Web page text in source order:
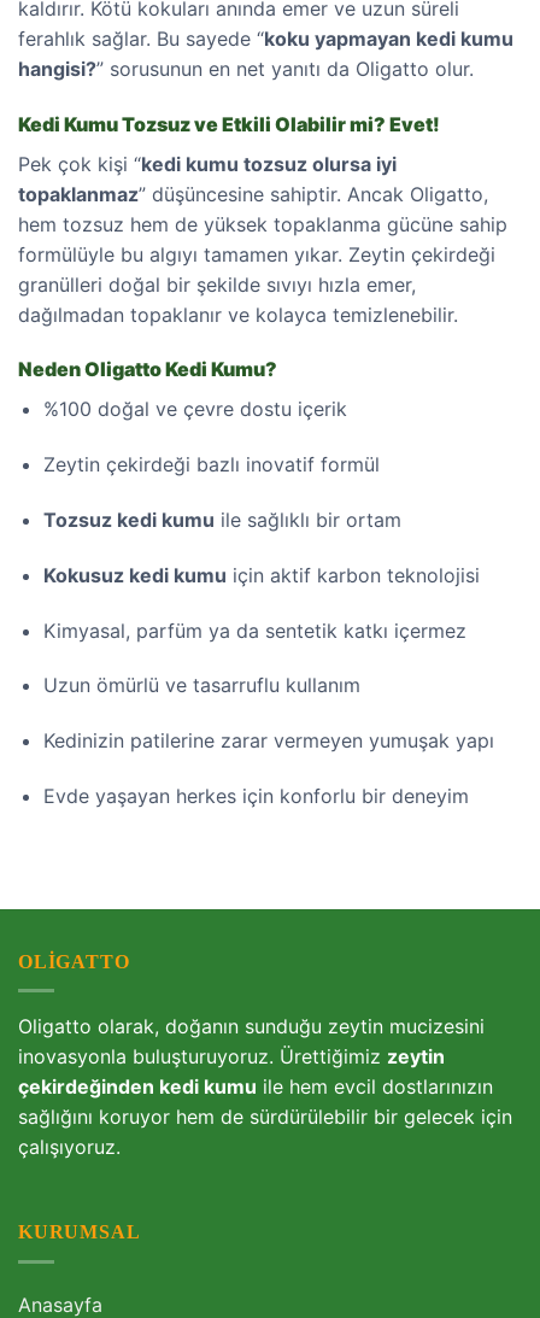
kaldırır. Kötü kokuları anında emer ve uzun süreli
ferahlık sağlar. Bu sayede “koku yapmayan kedi kumu
hangisi?” sorusunun en net yanıtı da Oligatto olur.
Kedi Kumu Tozsuz ve Etkili Olabilir mi? Evet!
Pek çok kişi “kedi kumu tozsuz olursa iyi
topaklanmaz” düşüncesine sahiptir. Ancak Oligatto,
hem tozsuz hem de yüksek topaklanma gücüne sahip
formülüyle bu algıyı tamamen yıkar. Zeytin çekirdeği
granülleri doğal bir şekilde sıvıyı hızla emer,
dağılmadan topaklanır ve kolayca temizlenebilir.
Neden Oligatto Kedi Kumu?
%100 doğal ve çevre dostu içerik
Zeytin çekirdeği bazlı inovatif formül
Tozsuz kedi kumu ile sağlıklı bir ortam
Kokusuz kedi kumu için aktif karbon teknolojisi
Kimyasal, parfüm ya da sentetik katkı içermez
Uzun ömürlü ve tasarruflu kullanım
Kedinizin patilerine zarar vermeyen yumuşak yapı
Evde yaşayan herkes için konforlu bir deneyim
OLIGATTO
Oligatto olarak, doğanın sunduğu zeytin mucizesini
inovasyonla buluşturuyoruz. Ürettiğimiz zeytin
çekirdeğinden kedi kumu ile hem evcil dostlarınızın
sağlığını koruyor hem de sürdürülebilir bir gelecek için
çalışıyoruz.
KURUMSAL
Anasayfa